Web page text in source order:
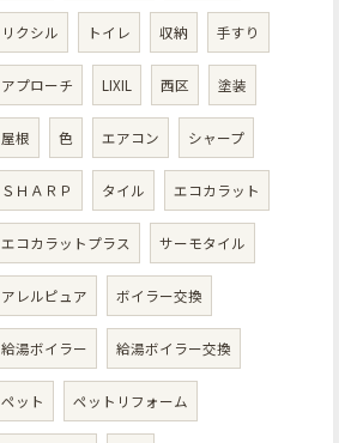
リクシル トイレ 収納 手すり
アプローチ LIXIL 西区 塗装
屋根 色 エアコン シャープ
ＳＨＡＲＰ タイル エコカラット
エコカラットプラス サーモタイル
アレルピュア ボイラー交換
給湯ボイラー 給湯ボイラー交換
ペット ペットリフォーム